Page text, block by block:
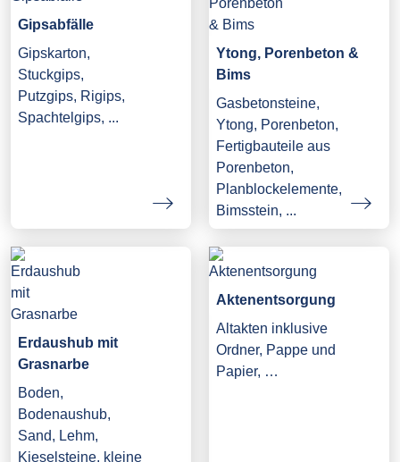
Gipsabfälle
Gipskarton,
Stuckgips,
Putzgips, Rigips,
Spachtelgips, ...
Ytong, Porenbeton &
Bims
Gasbetonsteine,
Ytong, Porenbeton,
Fertigbauteile aus
Porenbeton,
Planblockelemente,
Bimsstein, ...
Erdaushub mit
Grasnarbe
Boden,
Bodenaushub,
Sand, Lehm,
Kieselsteine, kleine
Aktenentsorgung
Altakten inklusive
Ordner, Pappe und
Papier, …